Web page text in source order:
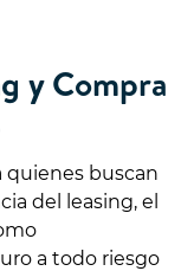
y Compra
quienes buscan
del leasing, el
a todo riesgo